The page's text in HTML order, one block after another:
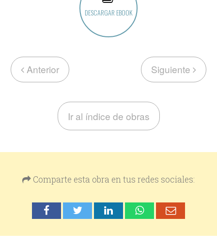
DESCARGAR EBOOK
Anterior Siguiente
Ir al índice de obras
Comparte esta obra en tus redes sociales: